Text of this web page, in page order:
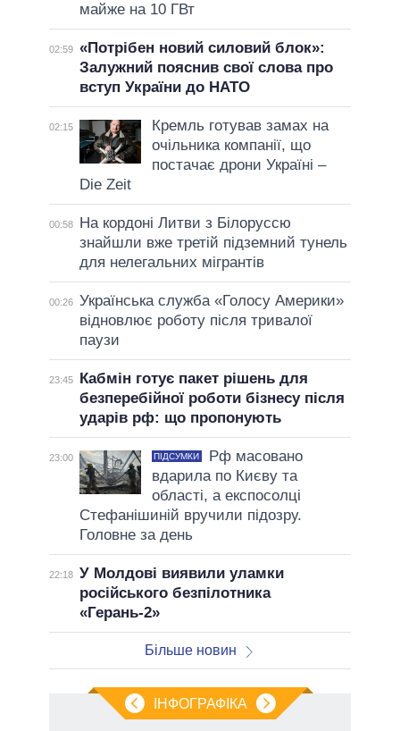
майже на 10 ГВт
02:59 «Потрібен новий силовий блок»:
Залужний пояснив свої слова про
вступ України до НАТО
02:15
Кремль готував замах на
очільника компанії, що
постачає дрони Україні –
Die Zeit
00:58
На кордоні Литви з Білоруссю
знайшли вже третій підземний тунель
для нелегальних мігрантів
00:26 Українська служба «Голосу Америки»
відновлює роботу після тривалої
паузи
23:45
Кабмін готує пакет рішень для
безперебійної роботи бізнесу після
ударів рф: що пропонують
23:00 ПІДСУМКИ
Рф масовано
вдарила по Києву та
області, а експосолці
Стефанішиній вручили підозру.
Головне за день
22:18 У Молдові виявили уламки
російського безпілотника
«Герань-2»
Більше новин
ІНФОГРАФІКА